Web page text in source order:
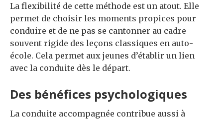
La flexibilité de cette méthode est un atout. Elle
permet de choisir les moments propices pour
conduire et de ne pas se cantonner au cadre
souvent rigide des leçons classiques en auto-
école. Cela permet aux jeunes d’établir un lien
avec la conduite dès le départ.
Des bénéfices psychologiques
La conduite accompagnée contribue aussi à